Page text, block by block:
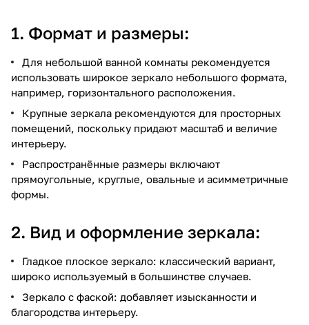
1. Формат и размеры:
Для небольшой ванной комнаты рекомендуется
использовать широкое зеркало небольшого формата,
например, горизонтального расположения.
Крупные зеркала рекомендуются для просторных
помещений, поскольку придают масштаб и величие
интерьеру.
Распространённые размеры включают
прямоугольные, круглые, овальные и асимметричные
формы.
2. Вид и оформление зеркала:
Гладкое плоское зеркало: классический вариант,
широко используемый в большинстве случаев.
Зеркало с фаской: добавляет изысканности и
благородства интерьеру.